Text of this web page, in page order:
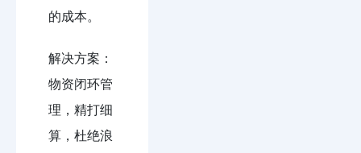
的成本。
解决方案：
物资闭环管
理，精打细
算，杜绝浪